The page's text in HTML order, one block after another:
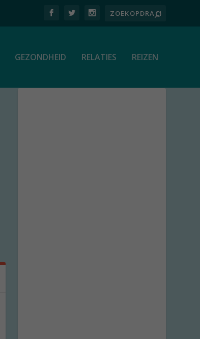
GEZONDHEID RELATIES REIZEN